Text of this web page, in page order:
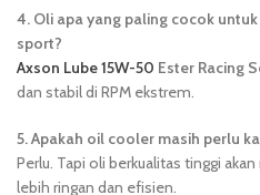
4. Oli apa yang paling cocok
sport?
Axson Lube 15W-50 Ester Racing
dan stabil di RPM ekstrem.
5. Apakah oil cooler masih perlu
Perlu. Tapi oli berkualitas tinggi
lebih ringan dan efisien.